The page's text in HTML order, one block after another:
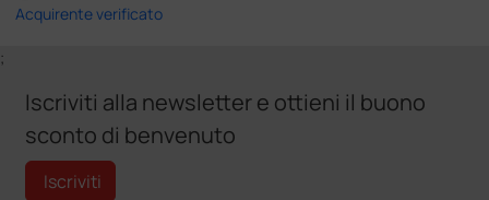
Acquirente verificato
;
Iscriviti alla newsletter e ottieni il buono
sconto di benvenuto
Iscriviti